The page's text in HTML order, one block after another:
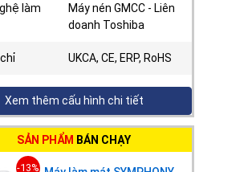
làm
Máy nén GMCC - Liên
doanh Toshiba
UKCA, CE, ERP, RoHS
19.2 Lít/ ngày (bình
chứa: 0.7 L)
Xem thêm cấu hình chi tiết
SẢN PHẨM BÁN CHẠY
-13%